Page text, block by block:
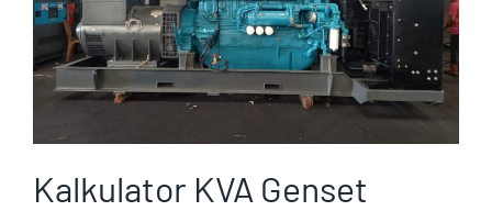
Kalkulator KVA Genset